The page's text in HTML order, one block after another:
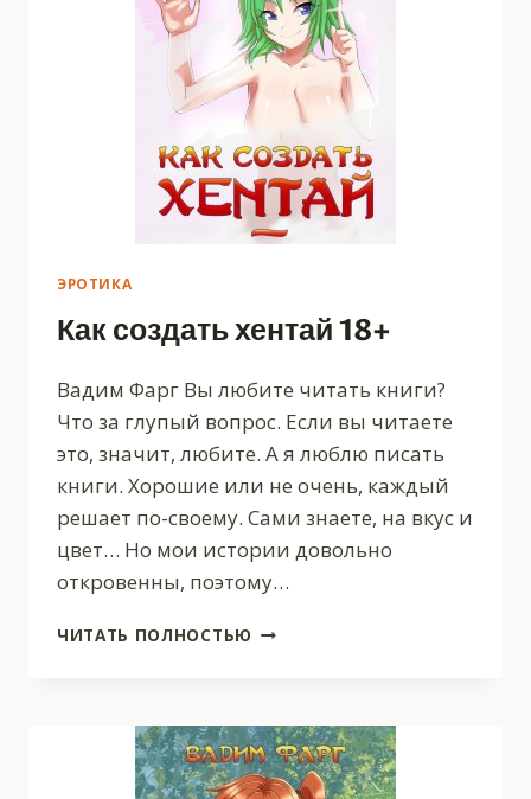
ЭРОТИКА
Как создать хентай 18+
Вадим Фарг Вы любите читать книги?
Что за глупый вопрос. Если вы читаете
это, значит, любите. А я люблю писать
книги. Хорошие или не очень, каждый
решает по-своему. Сами знаете, на вкус и
цвет… Но мои истории довольно
откровенны, поэтому…
ЧИТАТЬ ПОЛНОСТЬЮ КАК